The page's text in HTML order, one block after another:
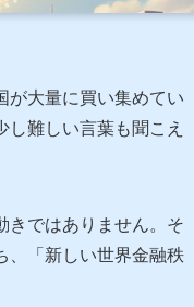
が大量に買い集めてい
難しい言葉も聞こえ
きではありません。そ
、「新しい世界金融秩